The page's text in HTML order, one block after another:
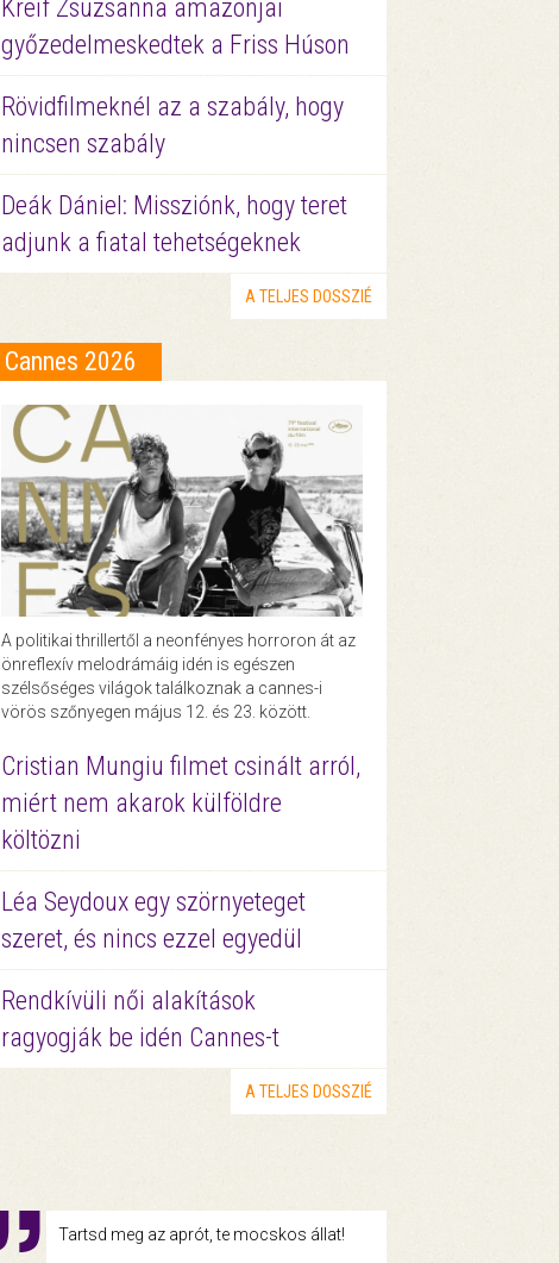
Kreif Zsuzsanna amazonjai
győzedelmeskedtek a Friss Húson
Rövidfilmeknél az a szabály, hogy
nincsen szabály
Deák Dániel: Missziónk, hogy teret
adjunk a fiatal tehetségeknek
A TELJES DOSSZIÉ
Cannes 2026
A politikai thrillertől a neonfényes horroron át az
önreflexív melodrámáig idén is egészen
szélsőséges világok találkoznak a cannes-i
vörös szőnyegen május 12. és 23. között.
Cristian Mungiu filmet csinált arról,
miért nem akarok külföldre
költözni
Léa Seydoux egy szörnyeteget
szeret, és nincs ezzel egyedül
Rendkívüli női alakítások
ragyogják be idén Cannes-t
A TELJES DOSSZIÉ
Tartsd meg az aprót, te mocskos állat!